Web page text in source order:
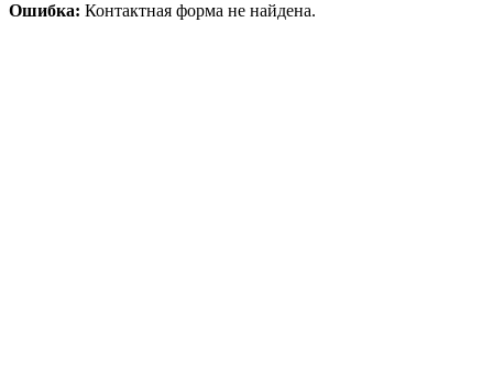
Ошибка: Контактная форма не найдена.